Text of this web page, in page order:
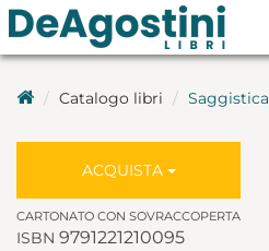
Catalogo libri Saggistica
ACQUISTA
CARTONATO CON SOVRACCOPERTA
ISBN 9791221210095